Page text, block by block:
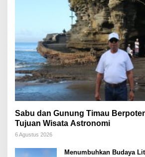
Sabu dan Gunung Timau
Tujuan Wisata Astronomi
6 Agustus 2026
Menumbuhkan Budaya